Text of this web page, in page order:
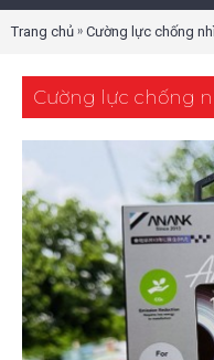
Trang chủ » Cường lực chống